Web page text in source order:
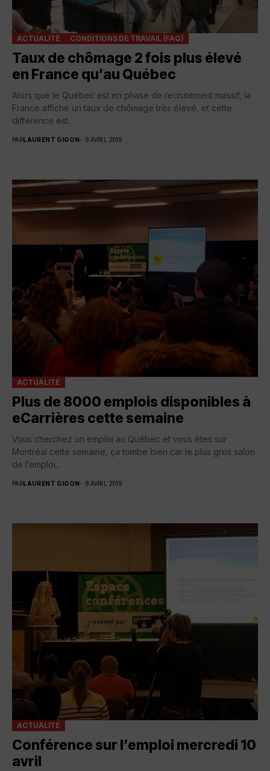
ACTUALITÉ CONDITIONS DE TRAVAIL (FAQ)
Taux de chômage 2 fois plus élevé
en France qu’au Québec
Alors que le Québec est en phase de recrutement massif, la
France affiche un taux de chômage très élevé, et cette
différence est...
PAR LAURENT GIGON 9 AVRIL 2019
ACTUALITÉ
Plus de 8000 emplois disponibles à
eCarrières cette semaine
Vous cherchez un emploi au Québec et vous êtes sur
Montréal cette semaine, ça tombe bien car le plus gros salon
de l’emploi...
PARLAURENT GIGON 8 AVRIL 2019
ACTUALITÉ
Conférence sur l’emploi mercredi 10
avril